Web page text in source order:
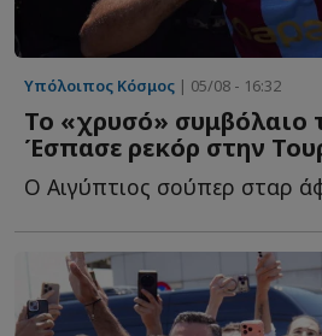
Υπόλοιπος Κόσμος | 05/08 - 16:32
Το «χρυσό» συμβόλαιο
Έσπασε ρεκόρ στην